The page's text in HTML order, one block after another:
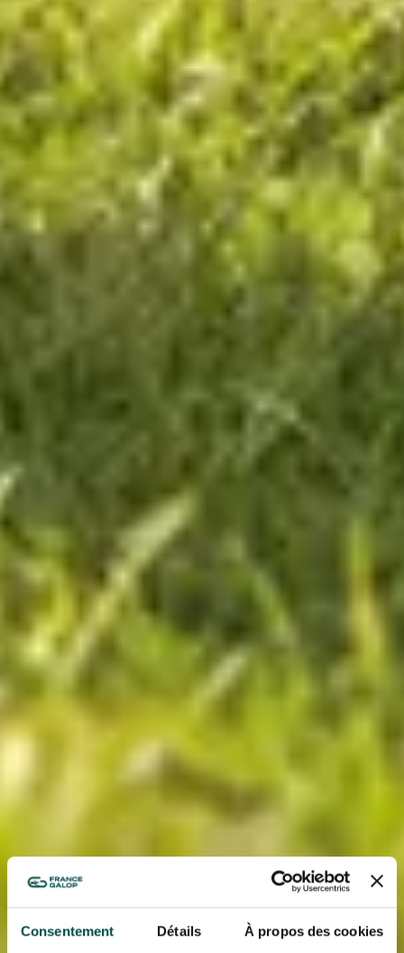
Consentement Détails À propos des cookies